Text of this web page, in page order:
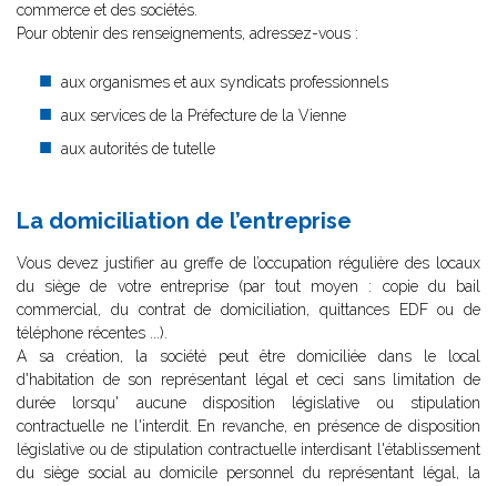
commerce et des sociétés.
Pour obtenir des renseignements, adressez-vous :
aux organismes et aux syndicats professionnels
aux services de la Préfecture de la Vienne
aux autorités de tutelle
La domiciliation de l’entreprise
Vous devez justifier au greffe de l’occupation régulière des locaux
du siège de votre entreprise (par tout moyen : copie du bail
commercial, du contrat de domiciliation, quittances EDF ou de
téléphone récentes ...).
A sa création, la société peut être domiciliée dans le local
d'habitation de son représentant légal et ceci sans limitation de
durée lorsqu' aucune disposition législative ou stipulation
contractuelle ne l'interdit. En revanche, en présence de disposition
législative ou de stipulation contractuelle interdisant l'établissement
du siège social au domicile personnel du représentant légal, la